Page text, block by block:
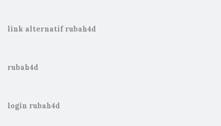
link alternatif rubah4d
rubah4d
login rubah4d